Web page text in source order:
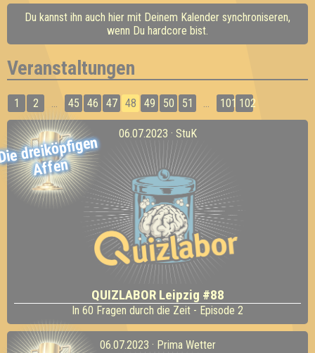
Du kannst ihn auch hier mit Deinem Kalender synchroniseren,
wenn Du hardcore bist.
Veranstaltungen
1 2 ... 45 46 47 48 49 50 51 ... 101 102
dreiköpfigen
Affen
06.07.2023 · StuK
QUIZLABOR Leipzig #88
In 60 Fragen durch die Zeit - Episode 2
06.07.2023 · Prima Wetter